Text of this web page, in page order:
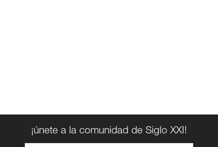
¡únete a la comunidad de Siglo XXI!